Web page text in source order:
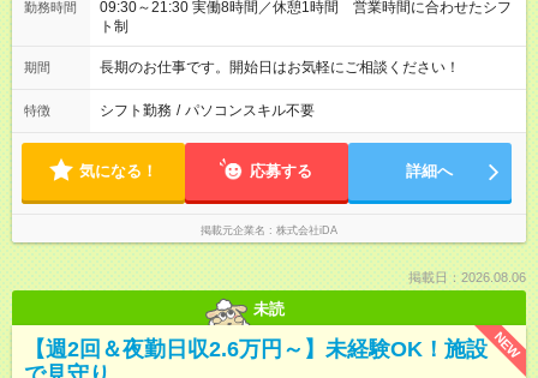
勤務時間
09:30～21:30 実働8時間／休憩1時間 営業時間に合わせたシフ
ト制
期間 長期のお仕事です。開始日はお気軽にご相談ください！
特徴 シフト勤務 / パソコンスキル不要
気になる！ 応募する 詳細へ
掲載元企業名 株式会社iDA
掲載日：2026.08.06
未読
NEW
【週2回＆夜勤日収2.6万円～】未経験OK！施設